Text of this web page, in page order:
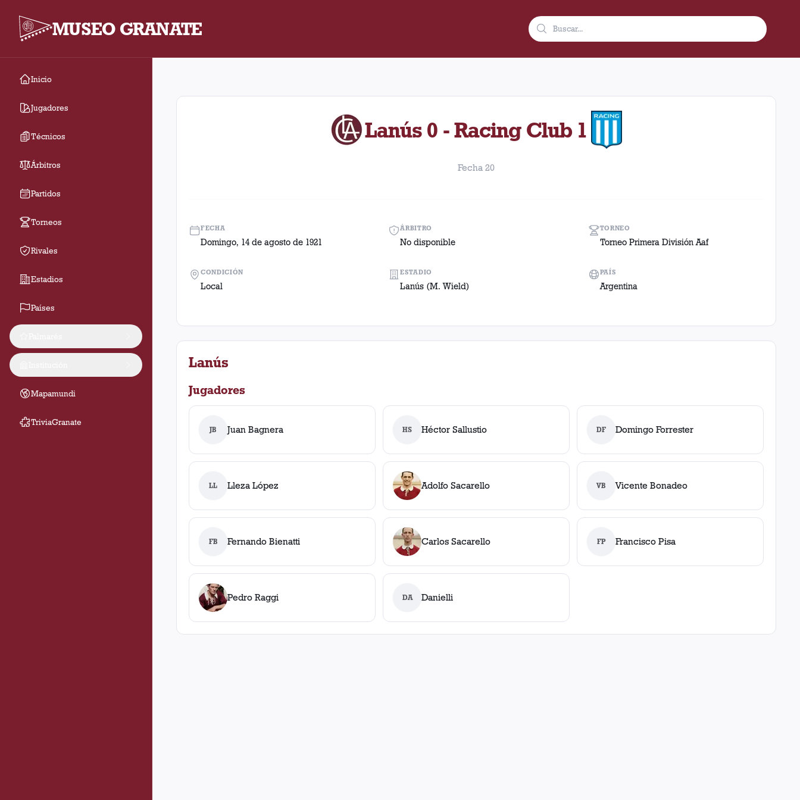
MUSEO GRANATE
Inicio
Jugadores
Técnicos
Árbitros
Partidos
Torneos
Rivales
Estadios
Países
Mapamundi
TriviaGranate
Fecha 20. Partido entre Lanús y Racing Club disputado el Domingo, 14 de agosto de 1921 en condición de local en el estadio Lanús (M. Wield)
Lanús 0 - Racing Club 1
Fecha 20
FECHA
Domingo, 14 de agosto de 1921
ÁRBITRO
No disponible
TORNEO
Torneo Primera División Aaf
CONDICIÓN
Local
ESTADIO
Lanús (M. Wield)
PAÍS
Argentina
Lanús
Jugadores
JB Juan Bagnera HS Héctor Sallustio DF Domingo Forrester
LL Lleza López Adolfo Sacarello VB Vicente Bonadeo
FB Fernando Bienatti Carlos Sacarello FP Francisco Pisa
Pedro Raggi DA Danielli